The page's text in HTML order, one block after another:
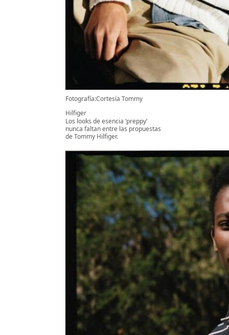
Fotografía:Cortesía Tommy
Hilfiger
Los looks de esencia ‘preppy’
nunca faltan entre las propuestas
de Tommy Hilfiger.